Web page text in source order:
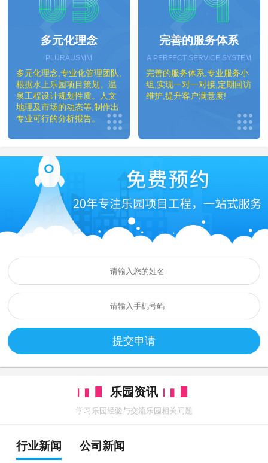
多元化理念
PLURAUSMM
多元化理念,专业化管理团队,
根据水上乐园项目策划。温
泉工程设计规划性质。人文
地理及市场的动态等,制作出
专业可行的分析报告。
完善的服务体系
A PERFECT SERVICE SYSTEM
完善的服务体系,专业服务小
组,实现一对一对接,定期回访
维护,提升客户满意度!
提交申请
乐园资讯
学习乐园经验与交流乐园相关问题
行业新闻 公司新闻